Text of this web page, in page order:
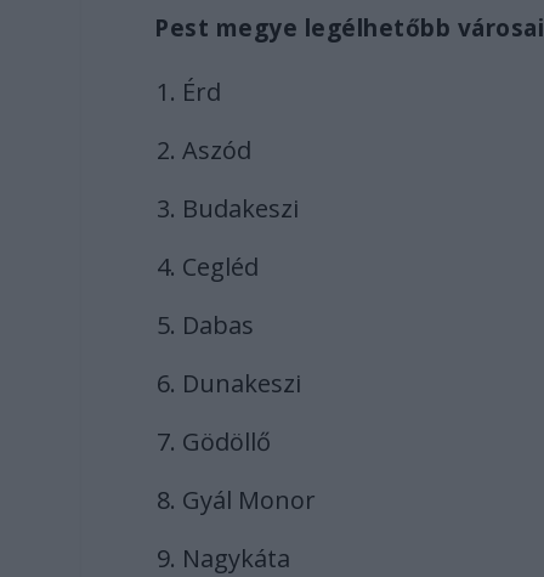
Pest megye legélhetőbb
Érd
Aszód
Budakeszi
Cegléd
Dabas
Dunakeszi
Gödöllő
Gyál Monor
Nagykáta